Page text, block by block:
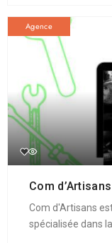
Agence
Com d’Artisans
Com d'Artisans
spécialisée dans